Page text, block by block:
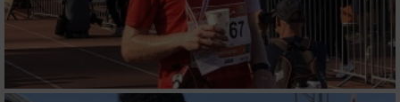
Verwendung von Profilen zur Auswahl
personalisierter Inhalte
Messung der Werbeleistung